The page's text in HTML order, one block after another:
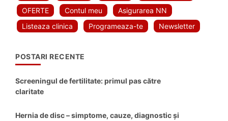
OFERTE
Contul meu
Asigurarea NN
Listeaza clinica
Programeaza-te Newsletter
POSTARI RECENTE
Screeningul de fertilitate: primul pas către
claritate
Hernia de disc – simptome, cauze, diagnostic și